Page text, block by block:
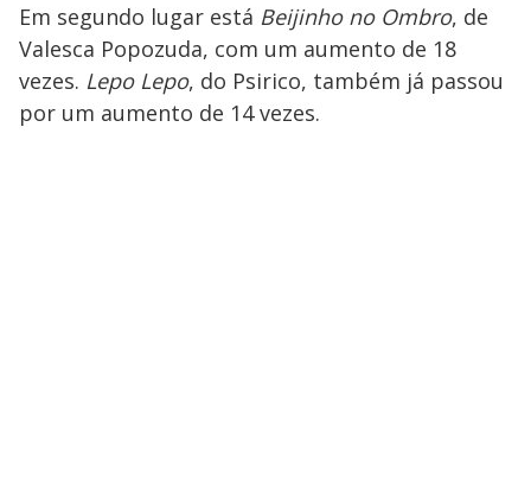
Em segundo lugar está Beijinho no Ombro, de
Valesca Popozuda, com um aumento de 18
vezes. Lepo Lepo, do Psirico, também já passou
por um aumento de 14 vezes.